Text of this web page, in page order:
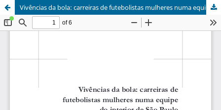
Vivências da bola: carreiras de futebolistas mulheres numa equipe do interior de São Paulo